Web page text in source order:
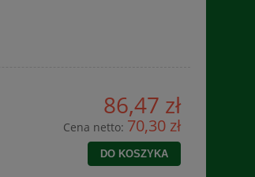
86,47 zł
Cena netto: 70,30 zł
DO KOSZYKA